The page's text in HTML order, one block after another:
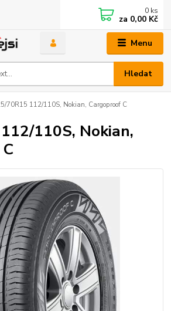
Menu
Hledat
0 ks
za 0,00 Kč
70R15 112/110S, Nokian, Cargoproof C
110S, Nokian,